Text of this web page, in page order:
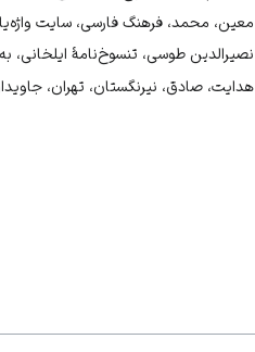
معین، محمد، فرهنگ فارسی، سایت واژه‌یاب، تاریخ
نصیر‌الدین طوسی، تنسوخ‌نامۀ ایلخانی،
هدایت، صادق، نیرنگستان، تهران، جاویدان،